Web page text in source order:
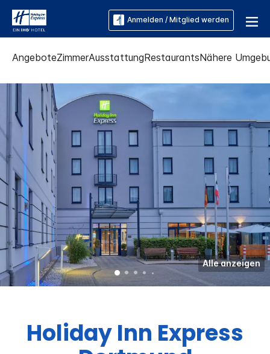
Anmelden / Mitglied werden
AngeboteZimmerAusstattungRestaurantsNähere
Alle anzeigen
Holiday Inn Express